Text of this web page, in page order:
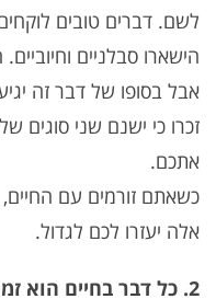
לשם. דברים טובים
הישארו סבלניים
אבל בסופו של דבר זה
זכרו כי ישנם שני
אתכם.
כשאתם זורמים עם
אלה יעזרו לכם לגדול.
2. כל דבר בחיים הוא זמני